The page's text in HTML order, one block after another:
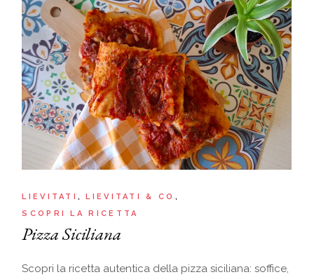
LIEVITATI
LIEVITATI & CO
SCOPRI LA RICETTA
Pizza Siciliana
Scopri la ricetta autentica della pizza siciliana: soffice,